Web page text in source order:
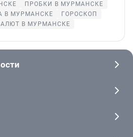
ПРОБКИ В МУРМАНСКЕ
В МУРМАНСКЕ
ГОРОСКОП
В МУРМАНСКЕ